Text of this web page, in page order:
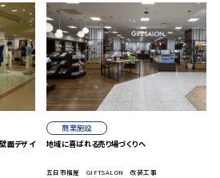
面デザイ
商業施設
地域に喜ばれる売り場づくりへ
五日市福屋 GIFTSALON 改装工事